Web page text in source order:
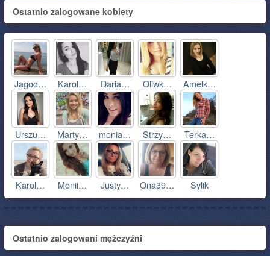
Ostatnio zalogowane kobiety
Jagod… Karol… Daria… Oliwk… Amelk…
Urszu… Marty… monia… Strzy… Terka…
Karol… Monii… Justy… Ona39… Sylik
Ostatnio zalogowani mężczyźni